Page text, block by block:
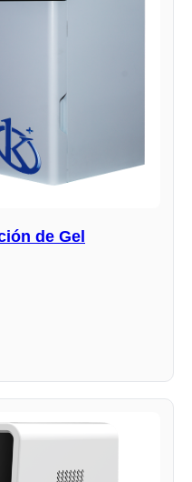
de Gel